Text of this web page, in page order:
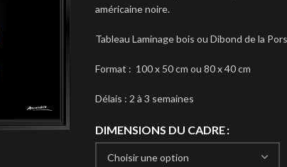
américaine noire.
Tableau Laminage bois ou Dibond de la
Format : 100 x 50 cm ou 80 x 40 cm
Délais : 2 à 3 semaines
DIMENSIONS DU CADRE